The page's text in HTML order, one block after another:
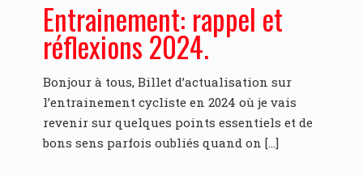
Entrainement: rappel et
réflexions 2024.
Bonjour à tous, Billet d’actualisation sur
l’entrainement cycliste en 2024 où je vais
revenir sur quelques points essentiels et de
bons sens parfois oubliés quand on […]